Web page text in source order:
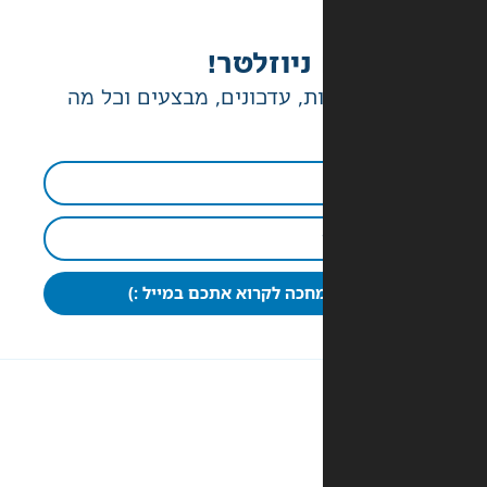
עדכונים, מבצעים וכל מה
לקרוא אתכם במייל :)